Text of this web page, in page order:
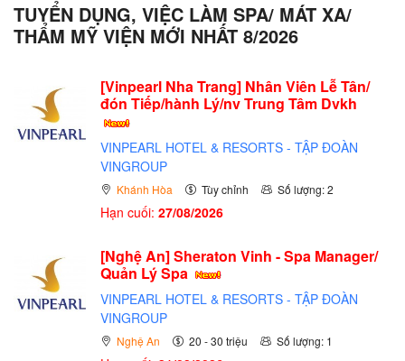
TUYỂN DỤNG, VIỆC LÀM SPA/ MÁT XA/
THẨM MỸ VIỆN MỚI NHẤT 8/2026
[Vinpearl Nha Trang] Nhân Viên Lễ Tân/
đón Tiếp/hành Lý/nv Trung Tâm Dvkh
VINPEARL HOTEL & RESORTS - TẬP ĐOÀN
VINGROUP
Khánh Hòa Tùy chỉnh Số lượng: 2
Hạn cuối: 27/08/2026
[Nghệ An] Sheraton Vinh - Spa Manager/
Quản Lý Spa
VINPEARL HOTEL & RESORTS - TẬP ĐOÀN
VINGROUP
Nghệ An 20 - 30 triệu Số lượng: 1